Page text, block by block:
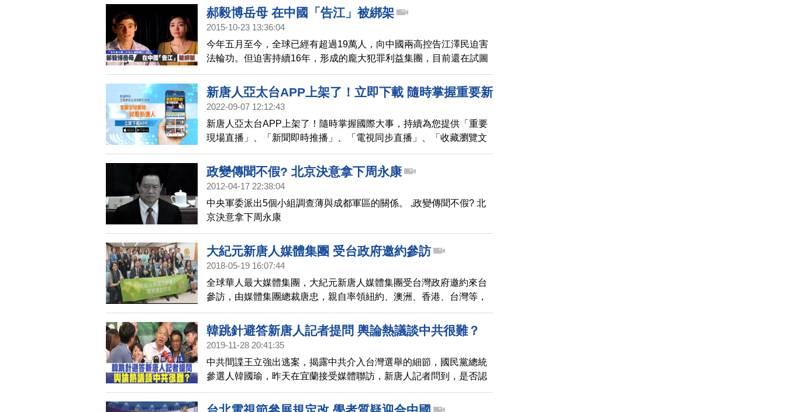
節目金獎，也是台灣第一部榮獲這項殊榮的動畫影片。
郝毅博岳母 在中國「告江」被綁架
2015-10-23 13:36:04
今年五月至今，全球已經有超過19萬人，向中國兩高控告江澤民迫害
法輪功。但迫害持續16年，形成的龐大犯罪利益集團，目前還在試圖
阻擋「法辦迫害元兇」。新唐人氣象主播 臣倩的媽媽，同時也是老外
主持人郝毅博的岳母，就因為控告江澤民，在這個星期三，被黑龍江
警方抓捕。
新唐人亞太台APP上架了！立即下載 隨時掌握重要新
聞！
2022-09-07 12:12:43
新唐人亞太台APP上架了！隨時掌握國際大事，持續為您提供「重要
現場直播」、「新聞即時推播」、「電視同步直播」、「收藏瀏覽文
章」等好用功能，邀請大家一起來下載。
政變傳聞不假? 北京決意拿下周永康
2012-04-17 22:38:04
中央軍委派出5個小組調查薄與成都軍區的關係。 ,政變傳聞不假? 北
京決意拿下周永康
大紀元新唐人媒體集團 受台政府邀約參訪
2018-05-19 16:07:44
全球華人最大媒體集團，大紀元新唐人媒體集團受台灣政府邀約來台
參訪，由媒體集團總裁唐忠，親自率領紐約、澳洲、香港、台灣等，
20多位高階主管來台，成員盛大隆重，第一天上午，參訪僑委會及陸
委會，兩會委員長、副主委都親自迎接，帶您看到稍早畫面。
韓跳針避答新唐人記者提問 輿論熱議談中共很難？
2019-11-28 20:41:35
中共間諜王立強出逃案，揭露中共介入台灣選舉的細節，國民黨總統
參選人韓國瑜，昨天在宜蘭接受媒體聯訪，新唐人記者問到，是否認
為中共介入選舉？是否願意呼籲中共不要介入選舉？韓國瑜數度跳
針，反問哪家媒體，卻沒有回答記者提問，這段畫面在台灣多個臉書